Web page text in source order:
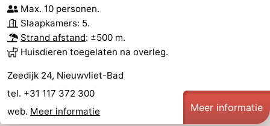
Max. 10 personen.
Slaapkamers: 5.
Strand afstand: ±500 m.
Huisdieren toegelaten na overleg.
Zeedijk 24, Nieuwvliet-Bad
tel. +31 117 372 300
web. Meer informatie Meer informatie